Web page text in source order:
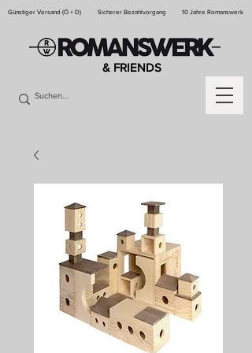
Günstiger Versand (Ö + D) Sicherer Bezahlvorgang 10 Jahre Romanswerk
& FRIENDS